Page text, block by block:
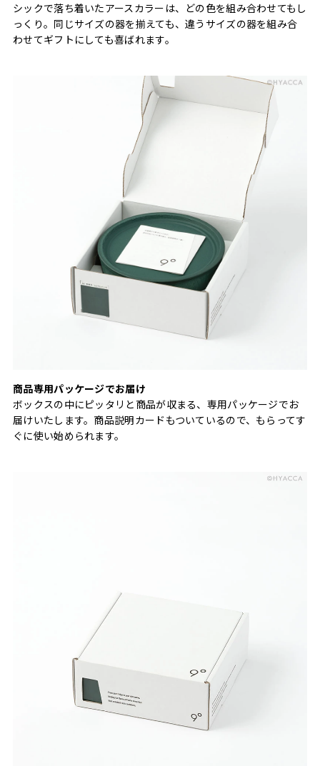
シックで落ち着いたアースカラーは、どの色を組み合わせてもし
っくり。同じサイズの器を揃えても、違うサイズの器を組み合
わせてギフトにしても喜ばれます。
商品専用パッケージでお届け
ボックスの中にピッタリと商品が収まる、専用パッケージでお
届けいたします。商品説明カードもついているので、もらってす
ぐに使い始められます。